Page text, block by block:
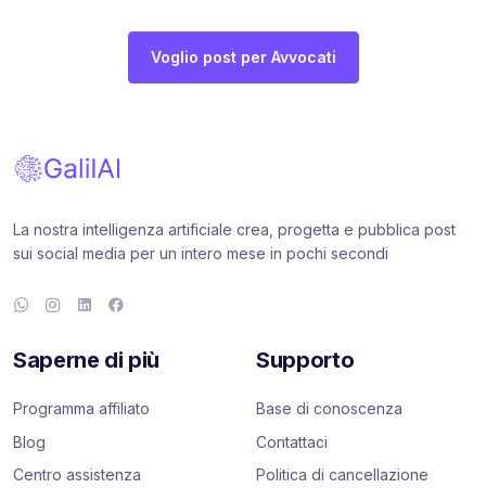
Voglio post per Avvocati
La nostra intelligenza artificiale crea, progetta e pubblica post
sui social media per un intero mese in pochi secondi
Saperne di più
Programma affiliato
Blog
Centro assistenza
Supporto
Base di conoscenza
Contattaci
Politica di cancellazione